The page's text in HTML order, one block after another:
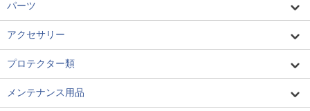
パーツ
アクセサリー
プロテクター類
メンテナンス用品